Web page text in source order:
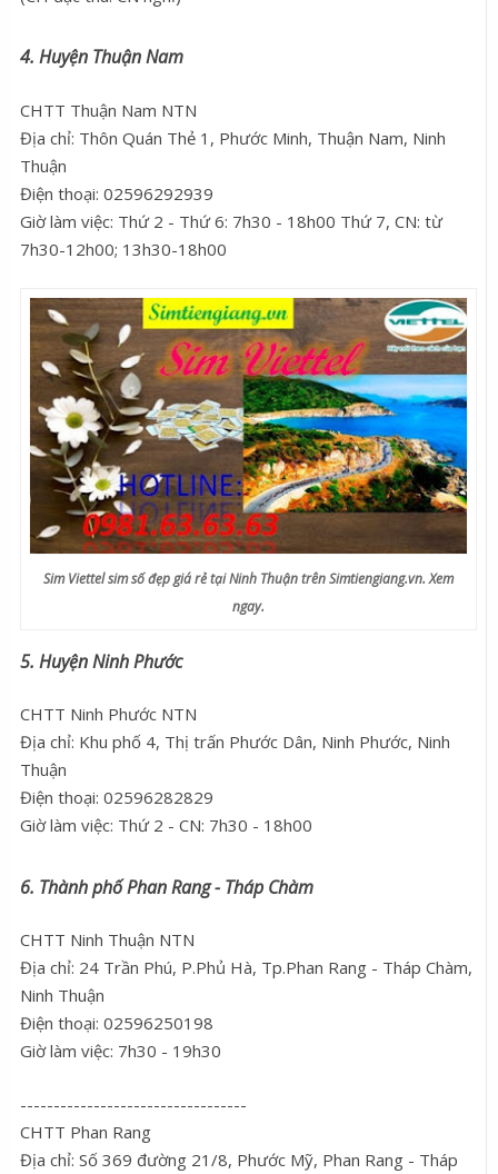
4. Huyện Thuận Nam
CHTT Thuận Nam NTN
Địa chỉ: Thôn Quán Thẻ 1, Phước Minh, Thuận Nam, Ninh
Thuận
Điện thoại: 02596292939
Giờ làm việc: Thứ 2 - Thứ 6: 7h30 - 18h00 Thứ 7, CN: từ
7h30-12h00; 13h30-18h00
Sim Viettel sim số đẹp giá rẻ tại Ninh Thuận trên Simtiengiang.vn. Xem
ngay.
5. Huyện Ninh Phước
CHTT Ninh Phước NTN
Địa chỉ: Khu phố 4, Thị trấn Phước Dân, Ninh Phước, Ninh
Thuận
Điện thoại: 02596282829
Giờ làm việc: Thứ 2 - CN: 7h30 - 18h00
6. Thành phố Phan Rang - Tháp Chàm
CHTT Ninh Thuận NTN
Địa chỉ: 24 Trần Phú, P.Phủ Hà, Tp.Phan Rang - Tháp Chàm,
Ninh Thuận
Điện thoại: 02596250198
Giờ làm việc: 7h30 - 19h30
----------------------------------
CHTT Phan Rang
Địa chỉ: Số 369 đường 21/8, Phước Mỹ, Phan Rang - Tháp